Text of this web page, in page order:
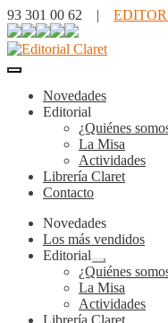
93 301 00 62 |
Novedades
Editorial
¿Quiénes
La Misa
Actividades
Librería Claret
Contacto
Novedades
Los más vendidos
Editorial
Expandir
el
menú
hijo
¿Quiénes
La Misa
Actividades
Librería Claret